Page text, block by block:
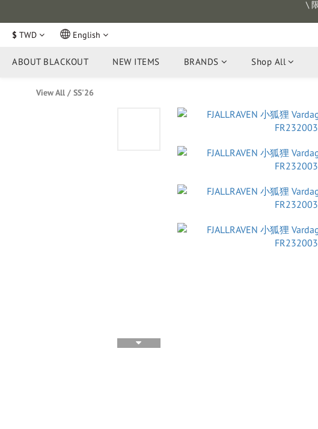
$ TWD English
ABOUT BLACKOUT NEW ITEMS BRANDS Shop All
View All / SS'26